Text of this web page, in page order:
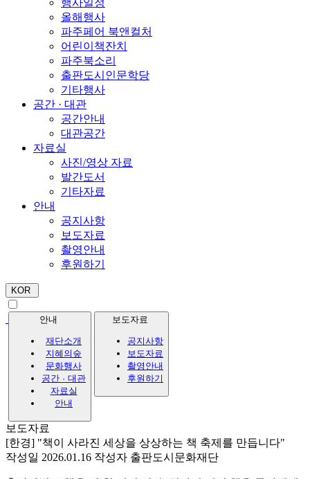
행사일정
올해행사
파주페어 북앤컬처
어린이책잔치
파주북소리
출판도시인문학당
기타행사
공간 · 대관
공간안내
대관공간
자료실
사진/영상 자료
발간도서
기타자료
안내
공지사항
보도자료
촬영안내
후원하기
KOR
안내
재단소개
지혜의숲
문화행사
공간 · 대관
자료실
안내
보도자료
공지사항
보도자료
촬영안내
후원하기
보도자료
[한경] "책이 사라진 세상을 상상하는 책 축제를 만듭니다"
작성일 2026.01.16 작성자 출판도시문화재단